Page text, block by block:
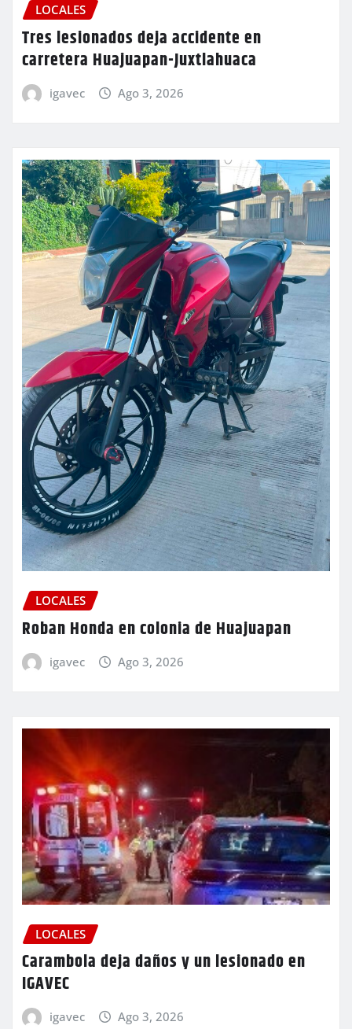
LOCALES
Tres lesionados deja accidente en
carretera Huajuapan-Juxtlahuaca
igavec Ago 3, 2026
LOCALES
Roban Honda en colonia de Huajuapan
igavec Ago 3, 2026
LOCALES
Carambola deja daños y un lesionado en
IGAVEC
igavec Ago 3, 2026